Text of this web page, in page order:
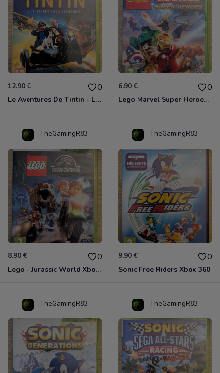
12.90 € 0
Le Aventures De Tintin - Le Secret De La Licorne Xbox 360
6.90 € 0
Lego Marvel Super Heroes Xbox 360
TheGamingR83
8.90 € 0
Lego - Jurassic World Xbox 360
TheGamingR83
9.90 € 0
Sonic Free Riders Xbox 360
TheGamingR83 TheGamingR83